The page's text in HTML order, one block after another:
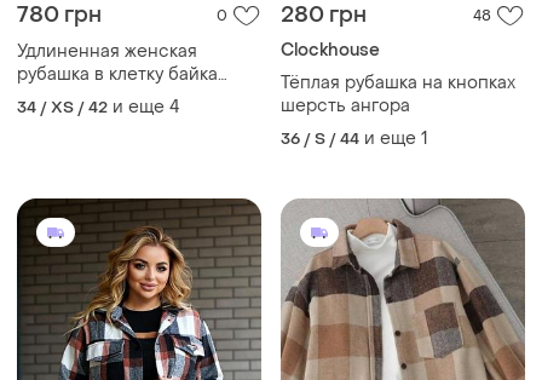
780 грн 0
Удлиненная женская
рубашка в клетку байка
шерсть
34 / XS / 42 и еще 4
280 грн 48
Clockhouse
Тёплая рубашка на кнопках
шерсть ангора
36 / S / 44 и еще 1